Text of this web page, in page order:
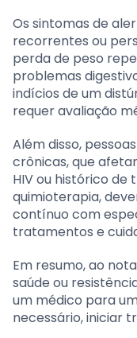
Os sintomas de
recorrentes ou
perda de peso
problemas
indícios de um
requer avaliação
Além disso,
crônicas, que
HIV ou histórico
quimioterapia,
contínuo com
tratamentos e
Em resumo, ao
saúde ou
um médico para
necessário, iniciar